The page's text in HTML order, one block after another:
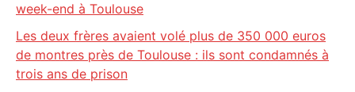
week-end à Toulouse
Les deux frères avaient volé plus de 350 000 euros
de montres près de Toulouse : ils sont condamnés à
trois ans de prison